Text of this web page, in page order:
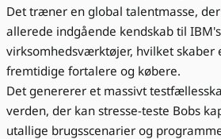
Det træner en global talentmasse,
allerede indgående kendskab til IBM's
virksomhedsværktøjer, hvilket skaber
fremtidige fortalere og købere.
Det genererer et massivt
verden, der kan stresse-teste Bobs
utallige brugsscenarier og